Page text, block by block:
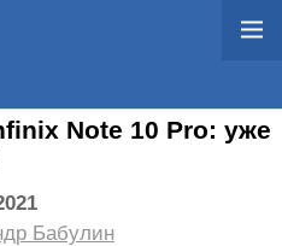
Note 10 Pro: уже
Бабулин